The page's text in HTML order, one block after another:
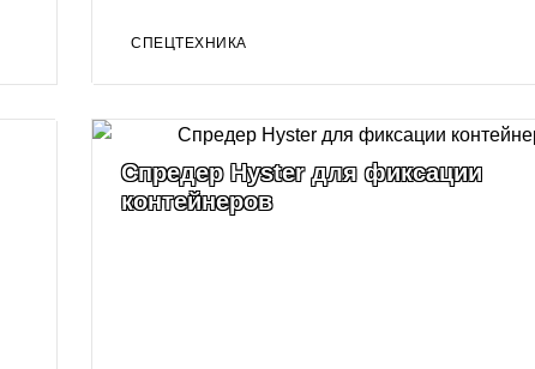
СПЕЦТЕХНИКА
Спредер Hyster для фиксации
контейнеров